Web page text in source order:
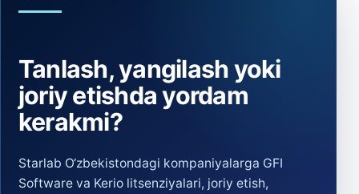
Tanlash, yangilash yoki
joriy etishda yordam
kerakmi?
Starlab O‘zbekistondagi kompaniyalarga GFI
Software va Kerio litsenziyalari, joriy etish,